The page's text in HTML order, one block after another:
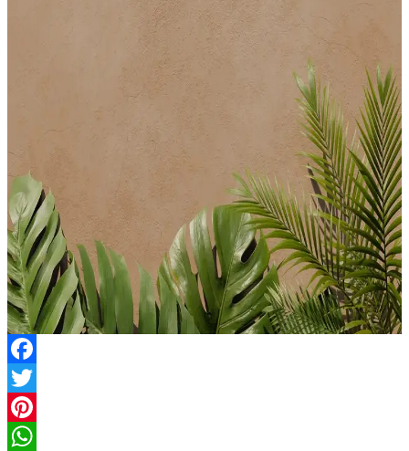
Facebook
Twitter
Pinterest